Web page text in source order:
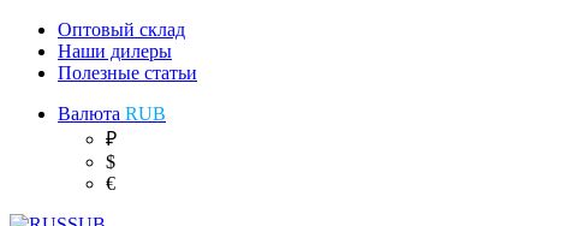
Оптовый склад
Наши дилеры
Полезные статьи
Валюта RUB
₽
$
€